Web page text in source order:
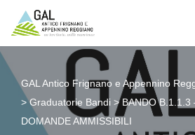
Vai
contenuto
GAL Antico Frignano e Appennino
>Graduatorie Bandi >BANDO B.1.1.3
DOMANDE AMMISSIBILI